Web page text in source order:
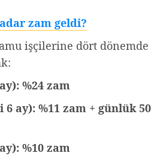
zam geldi?
işçilerine dört dönemde
%24 zam
6 ay): %11 zam + günlük 50
%10 zam